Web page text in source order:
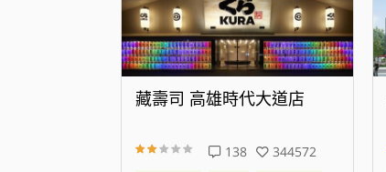
藏壽司 新店威秀裕隆店
25
176794